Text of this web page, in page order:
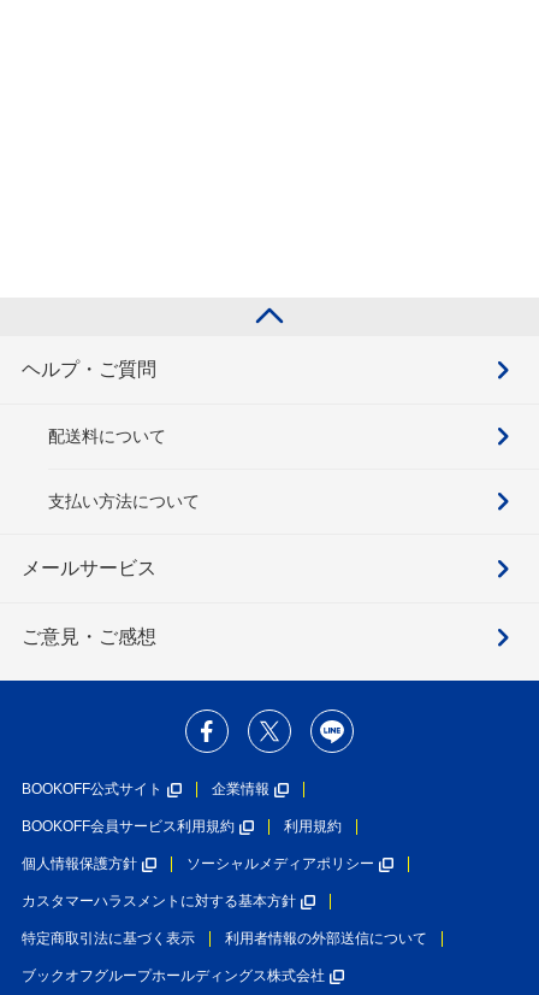
ヘルプ・ご質問
配送料について
支払い方法について
メールサービス
ご意見・ご感想
BOOKOFF公式サイト 企業情報
BOOKOFF会員サービス利用規約 利用規約
個人情報保護方針 ソーシャルメディアポリシー
カスタマーハラスメントに対する基本方針
特定商取引法に基づく表示 利用者情報の外部送信について
ブックオフグループホールディングス株式会社